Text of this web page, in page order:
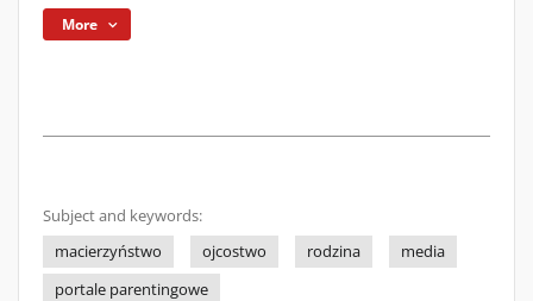
More
Subject and keywords:
macierzyństwo
ojcostwo rodzina
media
portale parentingowe